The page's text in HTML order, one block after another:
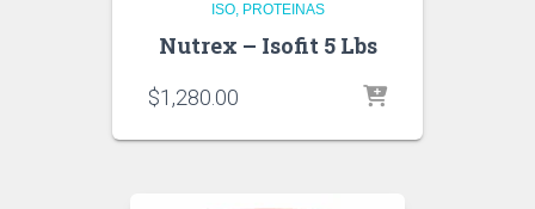
ISO PROTEINAS
Nutrex – Isofit 5 Lbs
$1,280.00